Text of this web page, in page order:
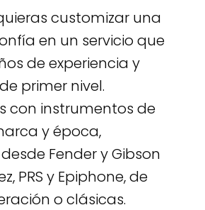
customizar una
en un servicio que
de experiencia y
primer nivel.
con instrumentos de
y época,
Fender y Gibson
PRS y Epiphone, de
o clásicas.